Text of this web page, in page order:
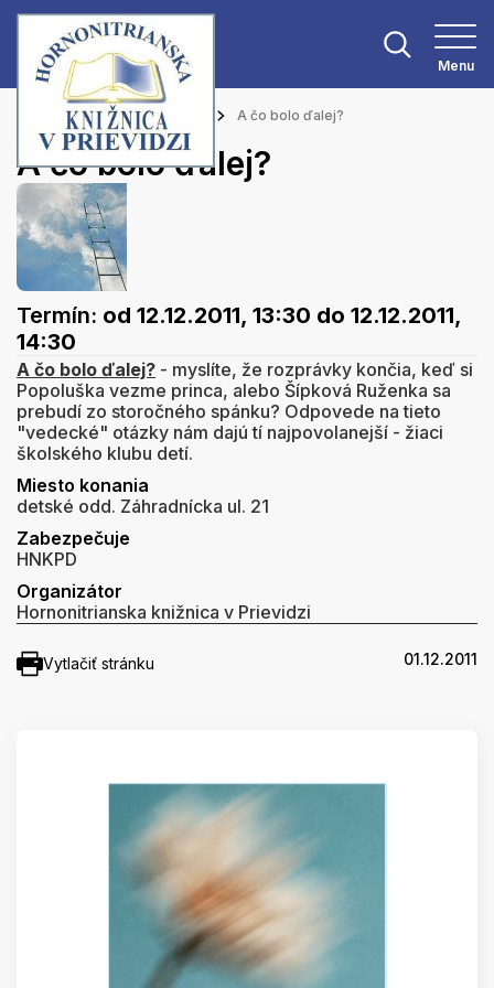
Menu
Hlavná stránka Podujatia A čo bolo ďalej?
A čo bolo ďalej?
Termín: od 12.12.2011, 13:30 do 12.12.2011,
14:30
A čo bolo ďalej? - myslíte, že rozprávky končia, keď si
Popoluška vezme princa, alebo Šípková Ruženka sa
prebudí zo storočného spánku? Odpovede na tieto
"vedecké" otázky nám dajú tí najpovolanejší - žiaci
školského klubu detí.
Miesto konania
detské odd. Záhradnícka ul. 21
Zabezpečuje
HNKPD
Organizátor
Hornonitrianska knižnica v Prievidzi
Vytlačiť stránku 01.12.2011